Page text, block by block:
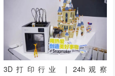
3D打印行业 | 24h观察